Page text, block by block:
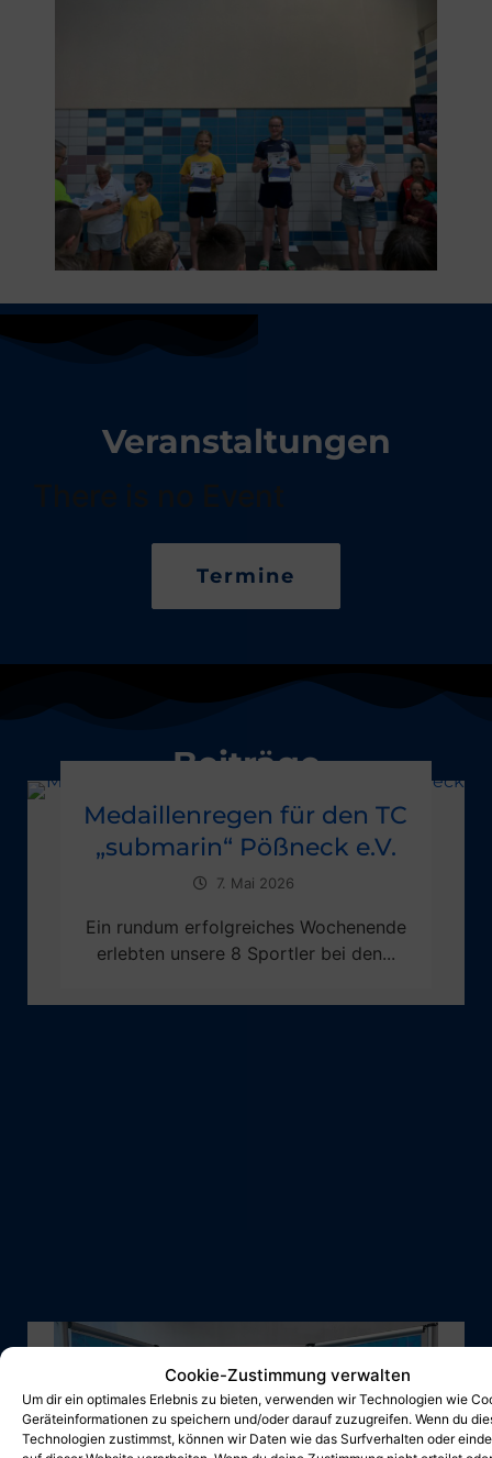
Cookie-Zustimmung verwalten
Um dir ein optimales Erlebnis zu bieten, verwenden wir Technologien wie
Geräteinformationen zu speichern und/oder darauf zuzugreifen. Wenn du
Technologien zustimmst, können wir Daten wie das Surfverhalten oder
Veranstaltungen
Termine
Beiträge
Medaillenregen für den TC
„submarin“ Pößneck e.V.
7. Mai 2026
Ein rundum erfolgreiches Wochenende
erlebten unsere 8 Sportler bei den...